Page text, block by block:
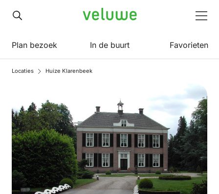
Veluwe
Plan bezoek In de buurt Favorieten
Locaties Huize Klarenbeek